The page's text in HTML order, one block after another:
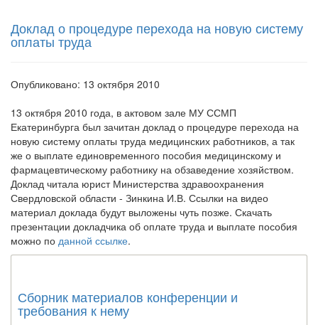
опровергла
сообщение о падении
встрече с журналистами ведущих...
Местная анестезия развивает кардиотоксичность
Федеральная служба по
надзору в сфере
здравоохранения озвучила
тревожную статистику. Она
касаются увеличения риска
острой кардиотоксичности и
осложнений от...
Закон о праве родителей находиться с детьми в
Доклад о процедуре перехода на новую систему
оплаты труда
Опубликовано: 13 октября 2010
13 октября 2010 года, в актовом зале МУ ССМП
Екатеринбурга был зачитан доклад о процедуре перехода на
новую систему оплаты труда медицинских работников, а так
же о выплате единовременного пособия медицинскому и
фармацевтическому работнику на обзаведение хозяйством.
Доклад читала юрист Министерства здравоохранения
Свердловской области - Зинкина И.В. Ссылки на видео
материал доклада будут выложены чуть позже. Скачать
презентации докладчика об оплате труда и выплате пособия
можно по данной ссылке.
Сборник материалов конференции и
требования к нему